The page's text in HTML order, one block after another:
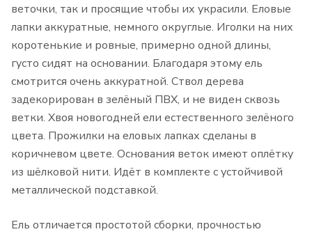
веточки, так и просящие чтобы их украсили. Еловые
лапки аккуратные, немного округлые. Иголки на них
коротенькие и ровные, примерно одной длины,
густо сидят на основании. Благодаря этому ель
смотрится очень аккуратной. Ствол дерева
задекорирован в зелёный ПВХ, и не виден сквозь
ветки. Хвоя новогодней ели естественного зелёного
цвета. Прожилки на еловых лапках сделаны в
коричневом цвете. Основания веток имеют оплётку
из шёлковой нити. Идёт в комплекте с устойчивой
металлической подставкой.
Ель отличается простотой сборки, прочностью